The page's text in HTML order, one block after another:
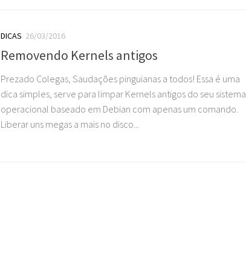
DICAS 26/03/2016
Removendo Kernels antigos
Prezado Colegas, Saudações pinguianas a todos! Essa é uma
dica simples, serve para limpar Kernels antigos do seu sistema
operacional baseado em Debian com apenas um comando.
Liberar uns megas a mais no disco...